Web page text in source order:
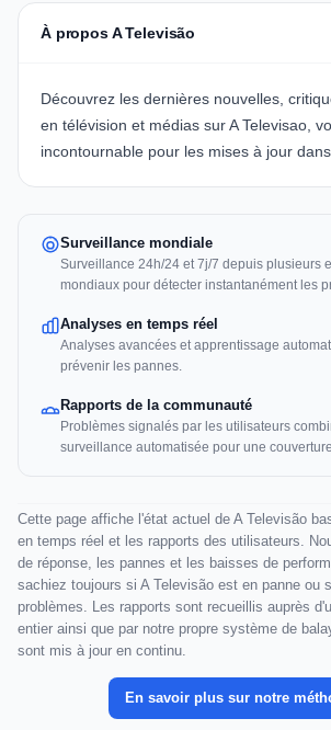
À propos A Televisão
Découvrez les dernières nouvelles,
en télévision et médias sur A Televisao,
incontournable pour les mises à jour
Surveillance mondiale
Surveillance 24h/24 et 7j/7 depuis plusieurs
mondiaux pour détecter instantanément les
Analyses en temps réel
Analyses avancées et apprentissage
prévenir les pannes.
Rapports de la communauté
Problèmes signalés par les utilisateurs
surveillance automatisée pour une
Cette page affiche l'état actuel de A Televisão
en temps réel et les rapports des utilisateurs.
de réponse, les pannes et les baisses de
sachiez toujours si A Televisão est en panne ou
problèmes. Les rapports sont recueillis auprès
entier ainsi que par notre propre système de
sont mis à jour en continu.
En savoir plus sur notre